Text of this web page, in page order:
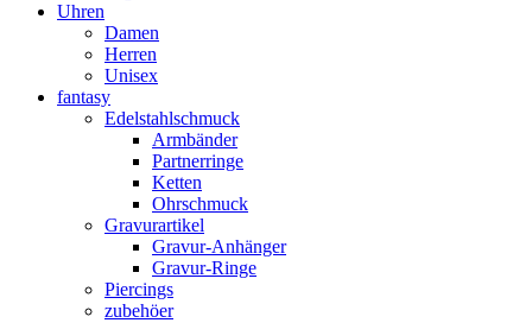
Uhren
Damen
Herren
Unisex
fantasy
Edelstahlschmuck
Armbänder
Partnerringe
Ketten
Ohrschmuck
Gravurartikel
Gravur-Anhänger
Gravur-Ringe
Piercings
zubehöer